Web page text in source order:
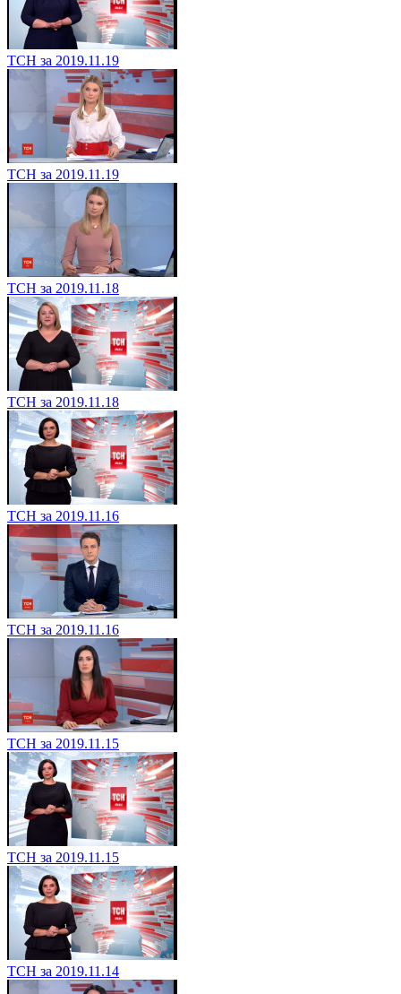
ТСН за 2019.11.19
ТСН за 2019.11.19
ТСН за 2019.11.18
ТСН за 2019.11.18
ТСН за 2019.11.16
ТСН за 2019.11.16
ТСН за 2019.11.15
ТСН за 2019.11.15
ТСН за 2019.11.14